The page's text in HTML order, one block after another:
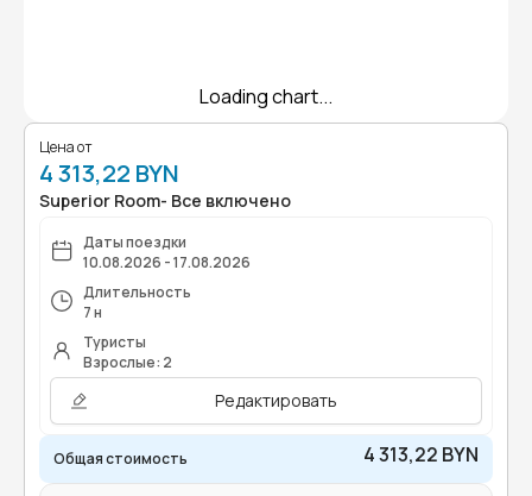
Loading chart...
Цена от
4 313,22 BYN
Superior Room- Все включено
Даты поездки
10.08.2026 - 17.08.2026
Длительность
7 н
Туристы
Взрослые: 2
Редактировать
Общая стоимость 4 313,22 BYN